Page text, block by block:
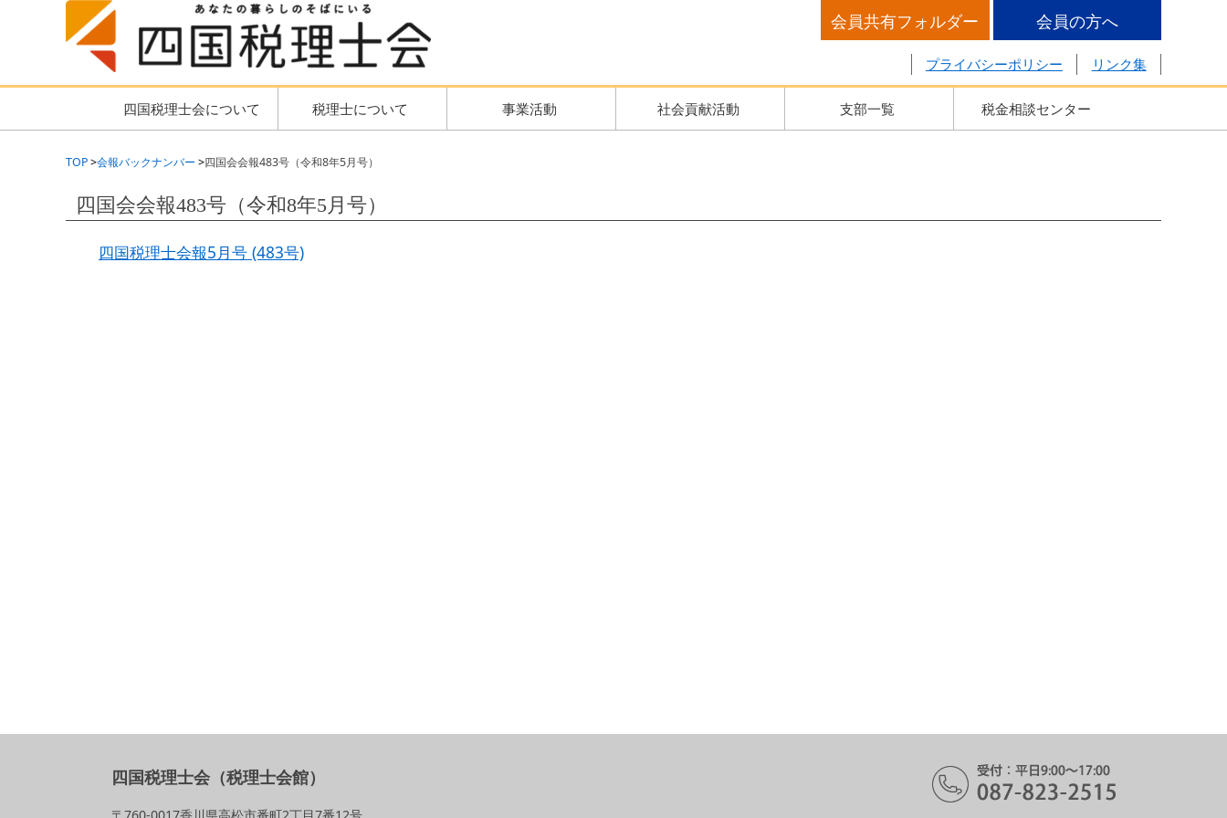
会員共有フォルダー 会員の方へ
リンク集
プライバシーポリシー
四国税理士会について 税理士について 事業活動 社会貢献活動 支部一覧 税金相談センター
TOP 会報バックナンバー 四国会会報483号（令和8年5月号）
四国会会報483号（令和8年5月号）
四国税理士会報5月号 (483号)
四国税理士会（税理士会館）